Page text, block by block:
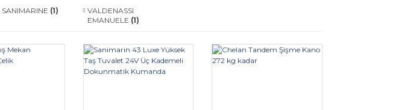
SANIMARINE (1)
VALDENASSI
EMANUELE (1)